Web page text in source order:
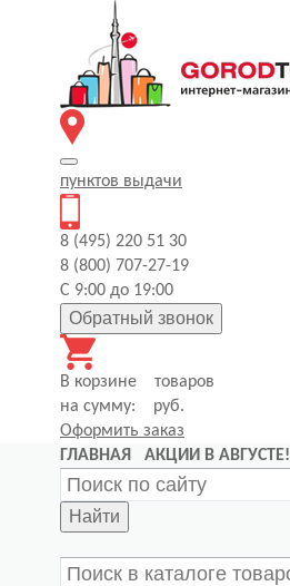
пунктов выдачи
8 (495) 220 51 30
8 (800) 707-27-19
С 9:00 до 19:00
Обратный звонок
В корзине
товаров
на сумму:
руб.
Оформить заказ
ГЛАВНАЯ
АКЦИИ В АВГУСТЕ!
Найти